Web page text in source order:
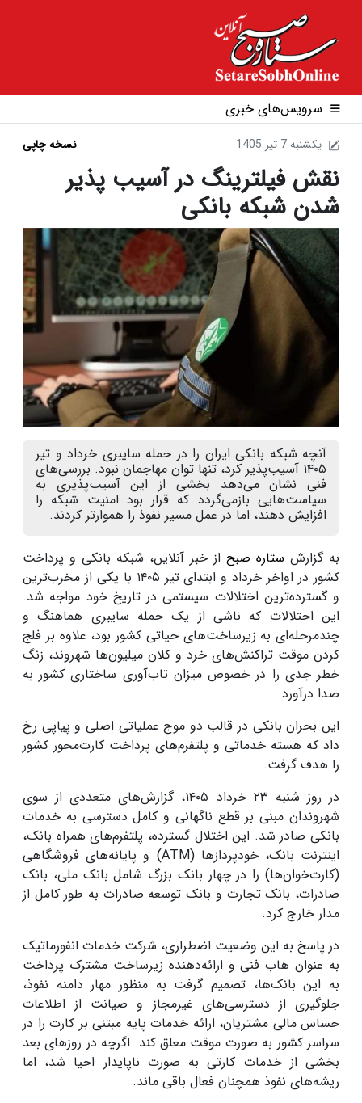
سرویس‌های خبری
1405 يکشنبه 7 تير نسخه چاپی
نقش فیلترینگ در آسیب پذیر
شدن شبکه بانکی
آنچه شبکه بانکی ایران را در حمله سایبری خرداد و تیر
۱۴۰۵ آسیب‌پذیر کرد، تنها توان مهاجمان نبود. بررسی‌های
فنی نشان می‌دهد بخشی از این آسیب‌پذیری به
سیاست‌هایی بازمی‌گردد که قرار بود امنیت شبکه را
افزایش دهند، اما در عمل مسیر نفوذ را هموارتر کردند.
به گزارش ستاره صبح از خبر آنلاین، شبکه بانکی و پرداخت
کشور در اواخر خرداد و ابتدای تیر ۱۴۰۵ با یکی از مخرب‌ترین
و گسترده‌ترین اختلالات سیستمی در تاریخ خود مواجه شد.
این اختلالات که ناشی از یک حمله سایبری هماهنگ و
چندمرحله‌ای به زیرساخت‌های حیاتی کشور بود، علاوه بر فلج
کردن موقت تراکنش‌های خرد و کلان میلیون‌ها شهروند، زنگ
خطر جدی را در خصوص میزان تاب‌آوری ساختاری کشور به
صدا درآورد.
این بحران بانکی در قالب دو موج عملیاتی اصلی و پیاپی رخ
داد که هسته خدماتی و پلتفرم‌های پرداخت کارت‌محور کشور
را هدف گرفت.
در روز شنبه ۲۳ خرداد ۱۴۰۵، گزارش‌های متعددی از سوی
شهروندان مبنی بر قطع ناگهانی و کامل دسترسی به خدمات
بانکی صادر شد. این اختلال گسترده، پلتفرم‌های همراه بانک،
اینترنت بانک، خودپردازها (ATM) و پایانه‌های فروشگاهی
(کارت‌خوان‌ها) را در چهار بانک بزرگ شامل بانک ملی، بانک
صادرات، بانک تجارت و بانک توسعه صادرات به طور کامل از
مدار خارج کرد.
در پاسخ به این وضعیت اضطراری، شرکت خدمات انفورماتیک
به عنوان هاب فنی و ارائه‌دهنده زیرساخت مشترک پرداخت
به این بانک‌ها، تصمیم گرفت به منظور مهار دامنه نفوذ،
جلوگیری از دسترسی‌های غیرمجاز و صیانت از اطلاعات
حساس مالی مشتریان، ارائه خدمات پایه مبتنی بر کارت را در
سراسر کشور به صورت موقت معلق کند. اگرچه در روزهای بعد
بخشی از خدمات کارتی به صورت ناپایدار احیا شد، اما
ریشه‌های نفوذ همچنان فعال باقی ماند.